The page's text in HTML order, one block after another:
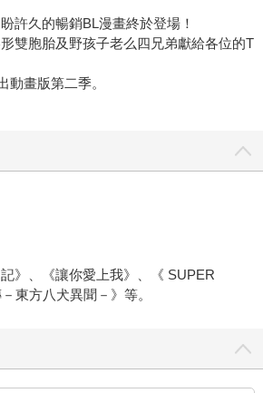
許久的暢銷BL漫畫終於登場！
雙胞胎及野孩子老么四兄弟獻給各位的T
畫版第二季。
》、《讓你愛上我》、《 SUPER
東方八犬異聞－》等。